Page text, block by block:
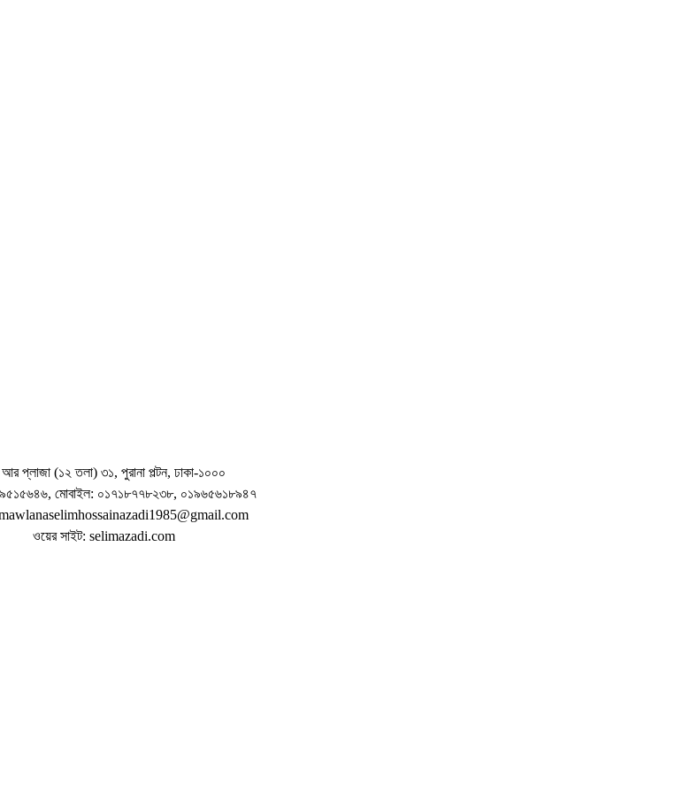
প্লাজা (১২ তলা) ৩১, পুরানা পল্টন, ঢাকা-১০০০
মোবাইল: ০১৭১৮৭৭৮২৩৮, ০১৯৬৫৬১৮৯৪৭
ওয়ের সাইট: selimazadi.com